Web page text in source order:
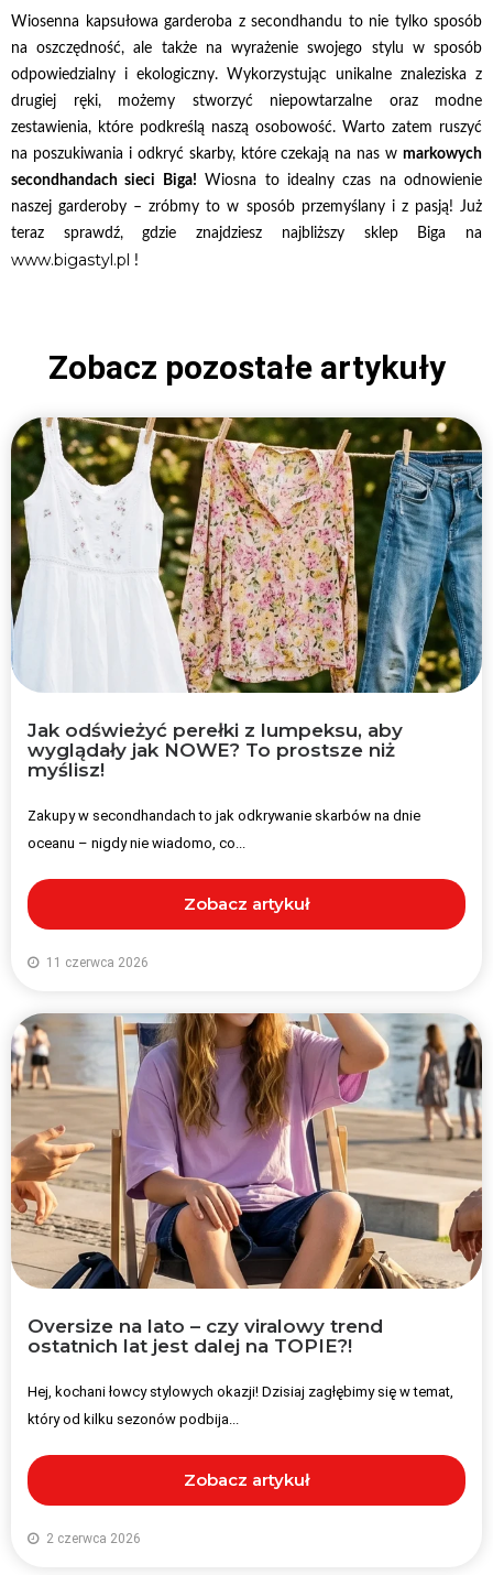
Wiosenna kapsułowa garderoba z secondhandu to nie tylko sposób
na oszczędność, ale także na wyrażenie swojego stylu w sposób
odpowiedzialny i ekologiczny. Wykorzystując unikalne znaleziska z
drugiej ręki, możemy stworzyć niepowtarzalne oraz modne
zestawienia, które podkreślą naszą osobowość. Warto zatem ruszyć
na poszukiwania i odkryć skarby, które czekają na nas w markowych
secondhandach sieci Biga! Wiosna to idealny czas na odnowienie
naszej garderoby – zróbmy to w sposób przemyślany i z pasją! Już
teraz sprawdź, gdzie znajdziesz najbliższy sklep Biga na
www.bigastyl.pl !
Zobacz pozostałe artykuły
Jak odświeżyć perełki z lumpeksu, aby
wyglądały jak NOWE? To prostsze niż
myślisz!
Zakupy w secondhandach to jak odkrywanie skarbów na dnie
oceanu – nigdy nie wiadomo, co...
Zobacz artykuł
11 czerwca 2026
Oversize na lato – czy viralowy trend
ostatnich lat jest dalej na TOPIE?!
Hej, kochani łowcy stylowych okazji! Dzisiaj zagłębimy się w temat,
który od kilku sezonów podbija...
Zobacz artykuł
2 czerwca 2026